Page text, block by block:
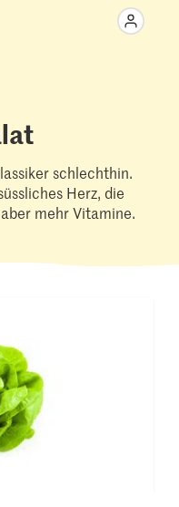
schlechthin.
Herz, die
mehr Vitamine.